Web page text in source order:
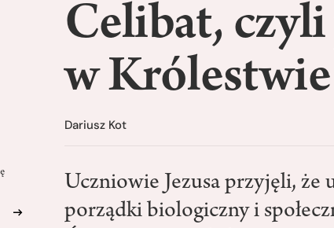
Celibat,
w Królestwie
Dariusz Kot
Uczniowie Jezusa przyjęli, że
porządki biologiczny i